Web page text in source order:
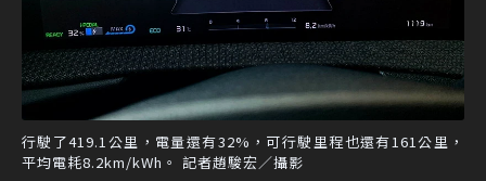
行駛了419.1公里，電量還有32%，可行駛里程也還有161公里，
平均電耗8.2km/kWh。 記者趙駿宏／攝影